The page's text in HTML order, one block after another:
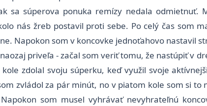
sa súperova ponuka remízy nedala odmietnuť.
nás žreb postavil proti sebe. Po celý čas som
Napokon som v koncovke jednoťahovo nastavil
priveľa - začal som veriť tomu, že nastúpiť v
zdolal svoju súperku, keď využil svoje
zvládol za pár minút, no v piatom kole som si
som musel vyhrávať nevyhrateľnú